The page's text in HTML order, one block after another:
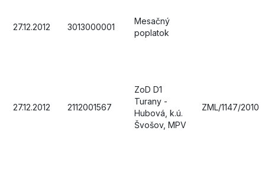
27.12.2012 3013000001
Mesačný
poplatok
27.12.2012 2112001567
ZoD D1
Turany -
Hubová, k.ú.
Švošov, MPV
ZML/1147/2010